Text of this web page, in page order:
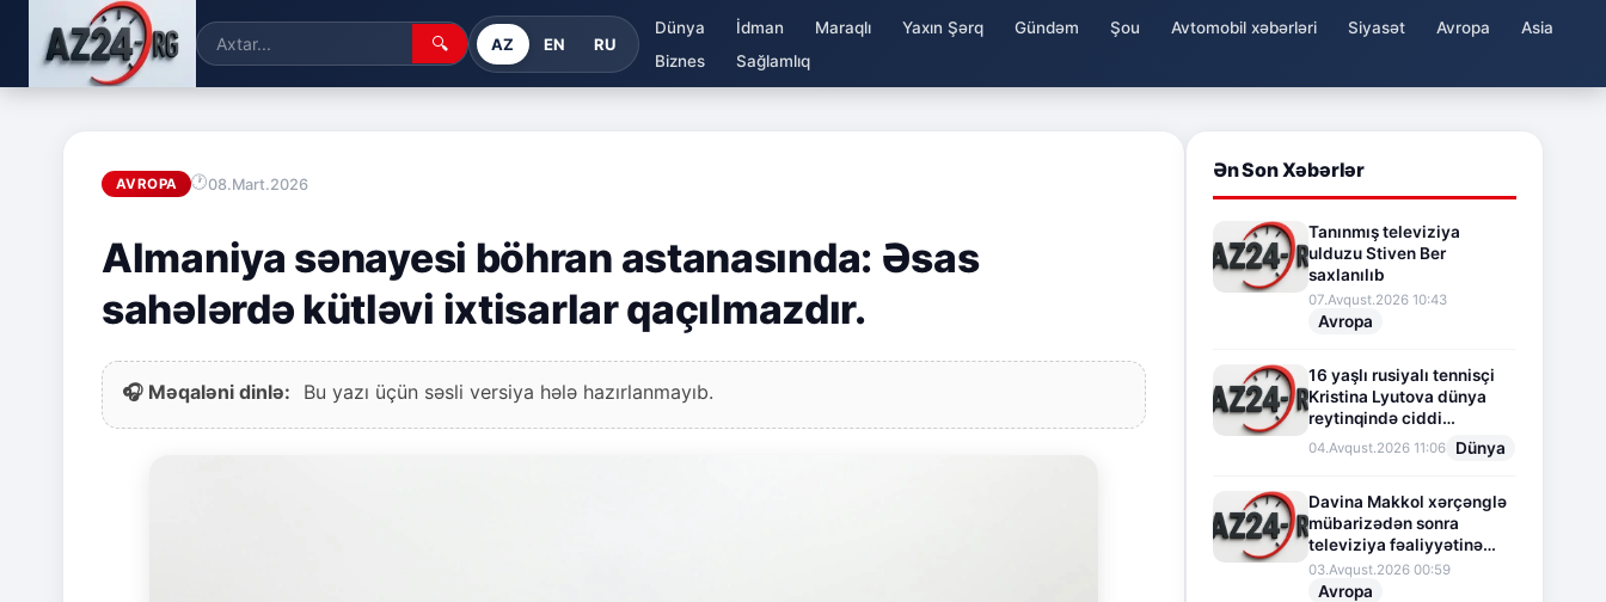
🔍 AZ EN RU
Dünya İdman Maraqlı Yaxın Şərq Gündəm Şou Avtomobil xəbərləri Siyasət Avropa
Asia
Biznes
Sağlamlıq
AVROPA 08.Mart.2026
Almaniya sənayesi böhran astanasında: Əsas
sahələrdə kütləvi ixtisarlar qaçılmazdır.
🎧 Məqaləni dinlə: Bu yazı üçün səsli versiya hələ hazırlanmayıb.
Ən Son Xəbərlər
Tanınmış televiziya
ulduzu Stiven Ber
saxlanılıb
07.Avqust.2026 10:43
Avropa
16 yaşlı rusiyalı tennisçi
Kristina Lyutova dünya
reytinqində ciddi
irəliləyişə imza atdı
04.Avqust.2026 11:06 Dünya
Davina Makkol xərçənglə
mübarizədən sonra
televiziya fəaliyyətinə
fasilə verir
03.Avqust.2026 00:59
Avropa